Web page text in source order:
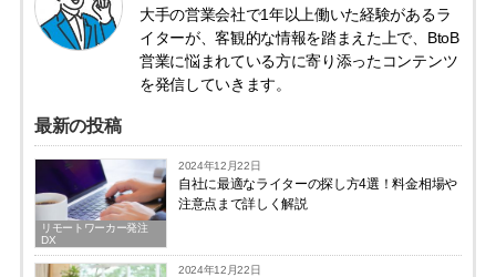
大手の営業会社で1年以上働いた経験があるラ
イターが、客観的な情報を踏まえた上で、BtoB
営業に悩まれている方に寄り添ったコンテンツ
を発信していきます。
最新の投稿
リモートワーカー発注
DX
2024年12月22日
自社に最適なライターの探し方4選！料金相場や
注意点まで詳しく解説
2024年12月22日